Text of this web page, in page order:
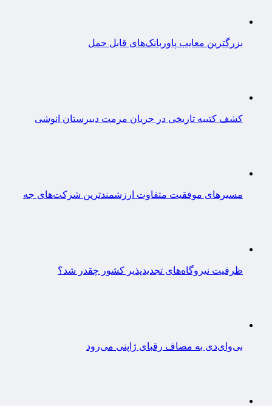
بزرگترین معایب پاوربانک‌های قابل حمل
کشف کتیبه تاریخی در جریان مرمت دبیرستان انوشی
مسیرهای موفقیت متفاوت ارزشمندترین شرکت‌های جه
ظرفیت نیروگاه‌های تجدیدپذیر کشور چقدر شد؟
بی‌وای‌دی به مصاف رقبای ژاپنی می‌رود